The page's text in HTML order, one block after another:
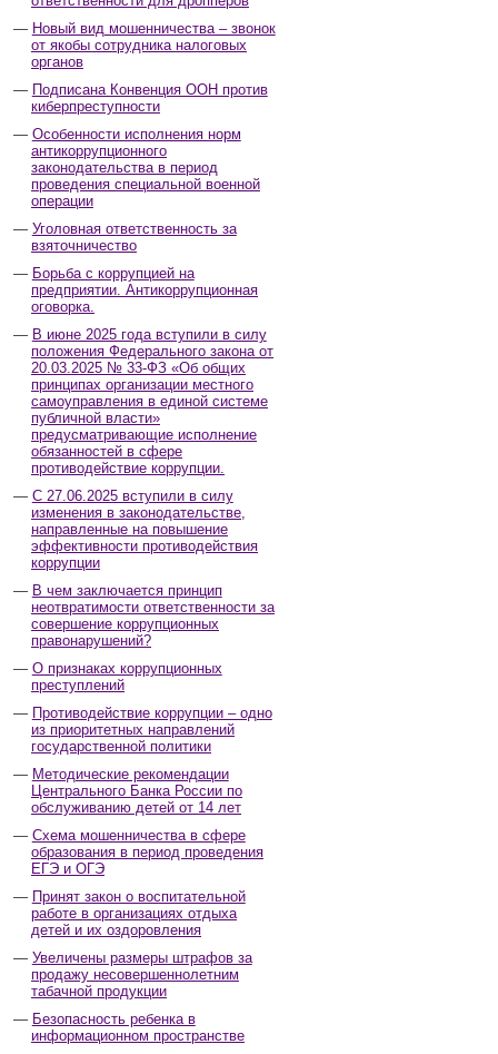
Новый вид мошенничества – звонок
от якобы сотрудника налоговых
органов
Подписана Конвенция ООН против
киберпреступности
Особенности исполнения норм
антикоррупционного
законодательства в период
проведения специальной военной
операции
Уголовная ответственность за
взяточничество
Борьба с коррупцией на
предприятии. Антикоррупционная
оговорка.
В июне 2025 года вступили в силу
положения Федерального закона от
20.03.2025 № 33-ФЗ «Об общих
принципах организации местного
самоуправления в единой системе
публичной власти»
предусматривающие исполнение
обязанностей в сфере
противодействие коррупции.
С 27.06.2025 вступили в силу
изменения в законодательстве,
направленные на повышение
эффективности противодействия
коррупции
В чем заключается принцип
неотвратимости ответственности за
совершение коррупционных
правонарушений?
О признаках коррупционных
преступлений
Противодействие коррупции – одно
из приоритетных направлений
государственной политики
Методические рекомендации
Центрального Банка России по
обслуживанию детей от 14 лет
Схема мошенничества в сфере
образования в период проведения
ЕГЭ и ОГЭ
Принят закон о воспитательной
работе в организациях отдыха
детей и их оздоровления
Увеличены размеры штрафов за
продажу несовершеннолетним
табачной продукции
Безопасность ребенка в
информационном пространстве